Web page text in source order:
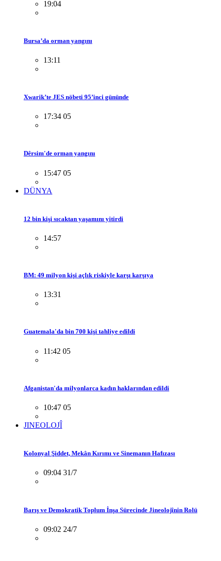
19:04
Bursa’da orman yangını
13:11
Xwarik’te JES nöbeti 95’inci gününde
17:34 05
Dêrsim'de orman yangını
15:47 05
DÜNYA
12 bin kişi sıcaktan yaşamını yitirdi
14:57
BM: 49 milyon kişi açlık riskiyle karşı karşıya
13:31
Guatemala'da bin 700 kişi tahliye edildi
11:42 05
Afganistan'da milyonlarca kadın haklarından edildi
10:47 05
JINEOLOJÎ
Kolonyal Şiddet, Mekân Kırımı ve Sinemanın Hafızası
09:04 31/7
Barış ve Demokratik Toplum İnşa Sürecinde Jineolojînin Rolü
09:02 24/7